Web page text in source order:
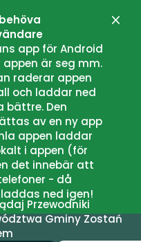
app för Android
är seg mm.
raderar appen
och laddar ned
bättre. Den
av en ny app
appen laddar
i appen (för
det innebär att
- då
ned igen!
Przewodniki
Gminy Zostań